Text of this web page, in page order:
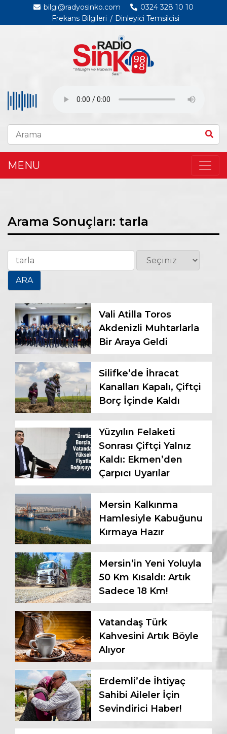
bilgi@radyosinko.com
0324 328 10 10
Frekans Bilgileri
Dinleyici Temsilcisi
MENU
Arama Sonuçları: tarla
Vali Atilla Toros
Akdenizli Muhtarlarla
Bir Araya Geldi
Silifke’de İhracat
Kanalları Kapalı, Çiftçi
Borç İçinde Kaldı
Yüzyılın Felaketi
Sonrası Çiftçi Yalnız
Kaldı: Ekmen’den
Çarpıcı Uyarılar
Mersin Kalkınma
Hamlesiyle Kabuğunu
Kırmaya Hazır
Mersin’in Yeni Yoluyla
50 Km Kısaldı: Artık
Sadece 18 Km!
Vatandaş Türk
Kahvesini Artık Böyle
Alıyor
Erdemli’de İhtiyaç
Sahibi Aileler İçin
Sevindirici Haber!